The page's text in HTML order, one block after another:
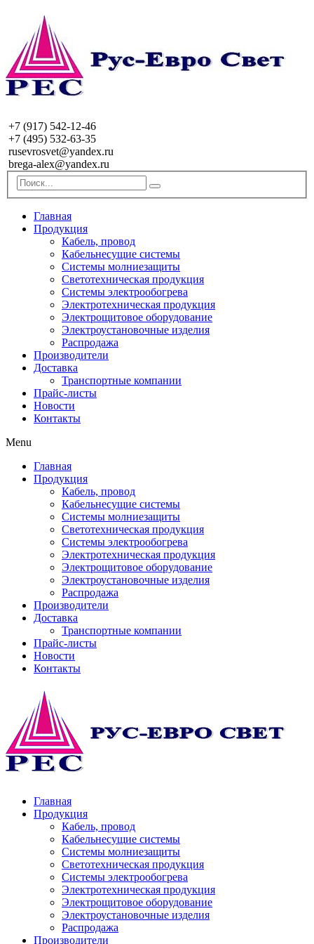
+7 (917) 542-12-46
+7 (495) 532-63-35
rusevrosvet@yandex.ru
brega-alex@yandex.ru
Главная
Продукция
Кабель, провод
Кабельнесущие системы
Системы молниезащиты
Светотехническая продукция
Системы электрообогрева
Электротехническая продукция
Электрощитовое оборудование
Электроустановочные изделия
Распродажа
Производители
Доставка
Транспортные компании
Прайс-листы
Новости
Контакты
Menu
Главная
Продукция
Кабель, провод
Кабельнесущие системы
Системы молниезащиты
Светотехническая продукция
Системы электрообогрева
Электротехническая продукция
Электрощитовое оборудование
Электроустановочные изделия
Распродажа
Производители
Доставка
Транспортные компании
Прайс-листы
Новости
Контакты
Главная
Продукция
Кабель, провод
Кабельнесущие системы
Системы молниезащиты
Светотехническая продукция
Системы электрообогрева
Электротехническая продукция
Электрощитовое оборудование
Электроустановочные изделия
Распродажа
Производители